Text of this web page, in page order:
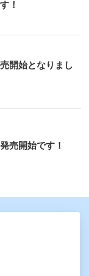
！
開始となりまし
売開始です！